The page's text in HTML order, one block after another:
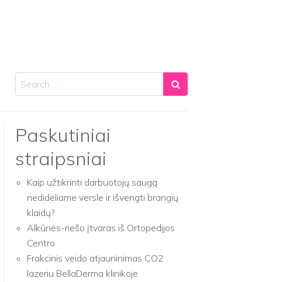
Search
Paskutiniai
straipsniai
Kaip užtikrinti darbuotojų saugą
nedideliame versle ir išvengti brangių
klaidų?
Alkūnės-riešo įtvaras iš Ortopedijos
Centro
Frakcinis veido atjauninimas CO2
lazeriu BellaDerma klinikoje